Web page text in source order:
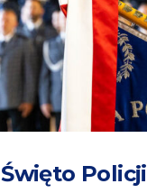
Święto Policji